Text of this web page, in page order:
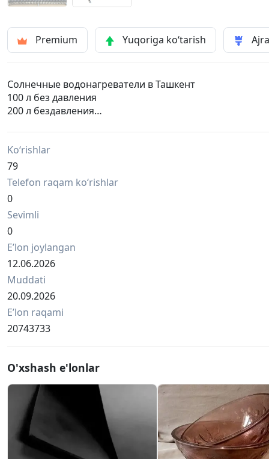
Premium Yuqoriga ko‘tarish
Солнечные водонагреватели в Ташкент
100 л без давления
200 л бездавления
Ko‘rishlar
79
Telefon raqam ko‘rishlar
0
Sevimli
0
Eʼlon joylangan
12.06.2026
Muddati
20.09.2026
Eʼlon raqami
20743733
O'xshash e'lonlar